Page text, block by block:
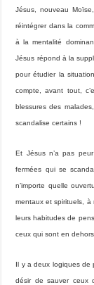
Jésus, nouveau
réintégrer dans la
à la mentalité
Jésus répond à la
pour étudier la
compte, avant tout,
blessures des
scandalise certains !
Et Jésus n’a pas
fermées qui se
n’importe quelle
mentaux et spirituels, à
leurs habitudes de
ceux qui sont en
Il y a deux logiques de
désir de sauver ceux